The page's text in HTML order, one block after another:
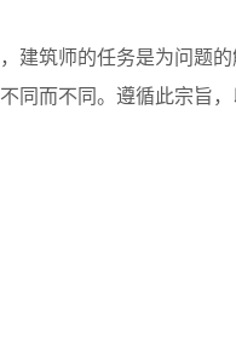
建筑师的任务是为问题
同而不同。遵循此宗旨